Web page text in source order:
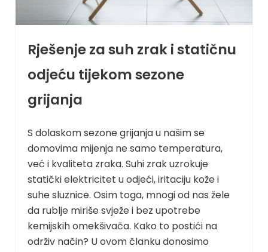
Rješenje za suh zrak i statičnu
odjeću tijekom sezone
grijanja
S dolaskom sezone grijanja u našim se
domovima mijenja ne samo temperatura,
već i kvaliteta zraka. Suhi zrak uzrokuje
statički elektricitet u odjeći, iritaciju kože i
suhe sluznice. Osim toga, mnogi od nas žele
da rublje miriše svježe i bez upotrebe
kemijskih omekšivača. Kako to postići na
održiv način? U ovom članku donosimo